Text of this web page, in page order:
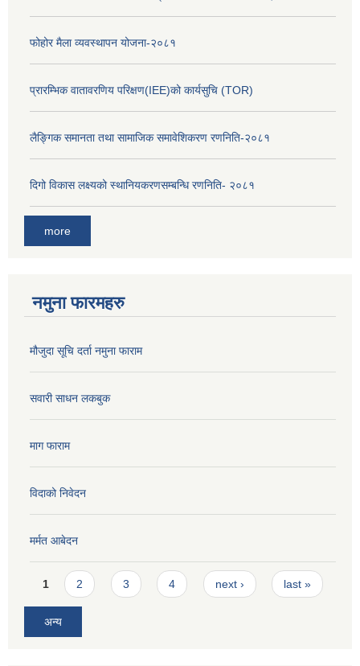
फोहोर मैला व्यवस्थापन योजना-२०८१
प्रारम्भिक वातावरणिय परिक्षण(IEE)को कार्यसुचि (TOR)
लैङ्‍गिक समानता तथा सामाजिक समावेशिकरण रणनिति-२०८१
दिगो विकास लक्ष्यको स्थानियकरणसम्बन्धि रणनिति- २०८१
more
नमुना फारमहरु
मौजुदा सूचि दर्ता नमुना फाराम
सवारी साधन लकबुक
माग फाराम
विदाको निवेदन
मर्मत आबेदन
Pages
1 2 3 4 next › last »
अन्य